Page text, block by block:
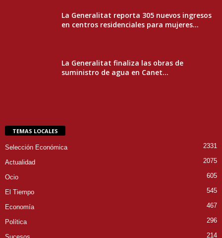
La Generalitat reporta 305 nuevos ingresos
en centros residenciales para mujeres...
La Generalitat finaliza las obras de
suministro de agua en Canet...
TEMAS LOCALES
Selección Económica 2331
Actualidad 2075
Ocio 605
El Tiempo 545
Economía 467
Política 296
214